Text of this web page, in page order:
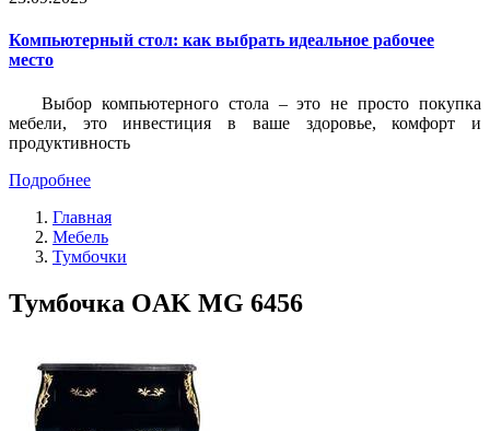
Компьютерный стол: как выбрать идеальное рабочее
место
Выбор компьютерного стола – это не просто покупка
мебели, это инвестиция в ваше здоровье, комфорт и
продуктивность
Подробнее
Главная
Мебель
Тумбочки
Тумбочка OAK MG 6456